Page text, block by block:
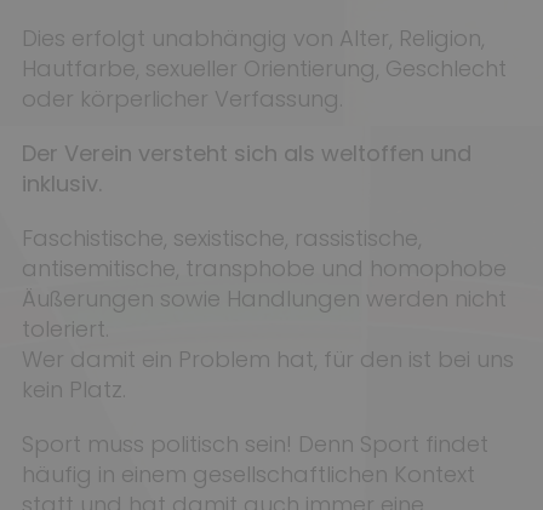
Dies erfolgt unabhängig von Alter, Religion,
Hautfarbe, sexueller Orientierung, Geschlecht
oder körperlicher Verfassung.
Der Verein versteht sich als weltoffen und
inklusiv.
Faschistische, sexistische, rassistische,
antisemitische, transphobe und homophobe
Äußerungen sowie Handlungen werden nicht
toleriert.
Wer damit ein Problem hat, für den ist bei uns
kein Platz.
Sport muss politisch sein! Denn Sport findet
häufig in einem gesellschaftlichen Kontext